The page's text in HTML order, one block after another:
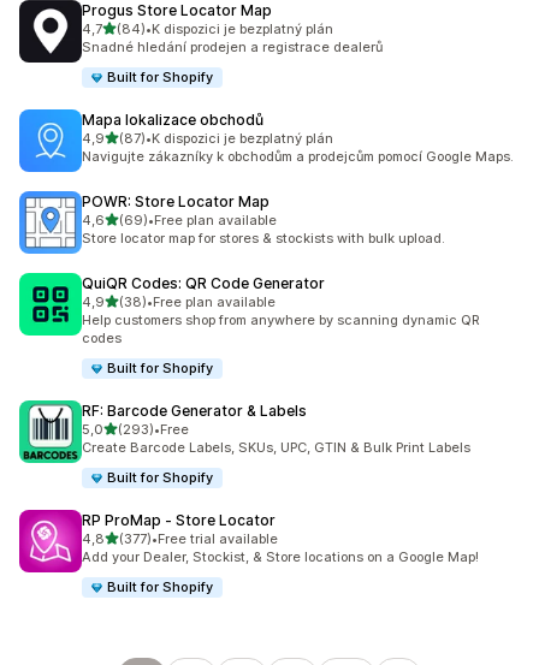
Progus Store Locator Map
4,7z 5 hvězd
(84)
Celkový počet recenzí: 84
•K dispozici je bezplatný plán
Snadné hledání prodejen a registrace dealerů
Built for Shopify
Mapa lokalizace obchodů
4,9z 5 hvězd
(87)
Celkový počet recenzí: 87
•K dispozici je bezplatný plán
Navigujte zákazníky k obchodům a prodejcům pomocí Google Maps.
POWR: Store Locator Map
4,6z 5 hvězd
(69)
Celkový počet recenzí: 69
•Free plan available
Store locator map for stores & stockists with bulk upload.
QuiQR Codes: QR Code Generator
4,9z 5 hvězd
(38)
Celkový počet recenzí: 38
•Free plan available
Help customers shop from anywhere by scanning dynamic QR
codes
Built for Shopify
RF: Barcode Generator & Labels
5,0z 5 hvězd
(293)
Celkový počet recenzí: 293
•Free
Create Barcode Labels, SKUs, UPC, GTIN & Bulk Print Labels
Built for Shopify
RP ProMap ‑ Store Locator
4,8z 5 hvězd
(377)
Celkový počet recenzí: 377
•Free trial available
Add your Dealer, Stockist, & Store locations on a Google Map!
Built for Shopify